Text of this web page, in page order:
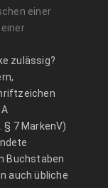
einer
zulässig?
7 MarkenV)
Buchstaben
auch übliche